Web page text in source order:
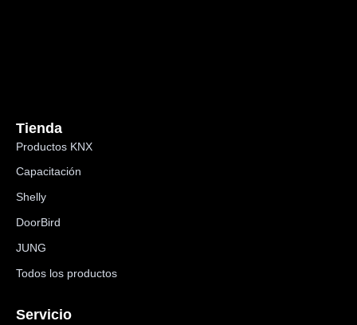
Tienda
Productos KNX
Capacitación
Shelly
DoorBird
JUNG
Todos los productos
Servicio